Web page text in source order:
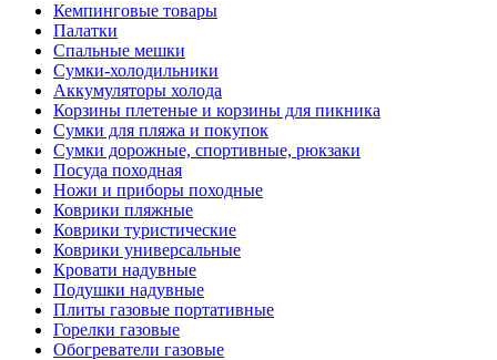
Кемпинговые товары
Палатки
Спальные мешки
Сумки-холодильники
Аккумуляторы холода
Корзины плетеные и корзины для пикника
Сумки для пляжа и покупок
Сумки дорожные, спортивные, рюкзаки
Посуда походная
Ножи и приборы походные
Коврики пляжные
Коврики туристические
Коврики универсальные
Кровати надувные
Подушки надувные
Плиты газовые портативные
Горелки газовые
Обогреватели газовые